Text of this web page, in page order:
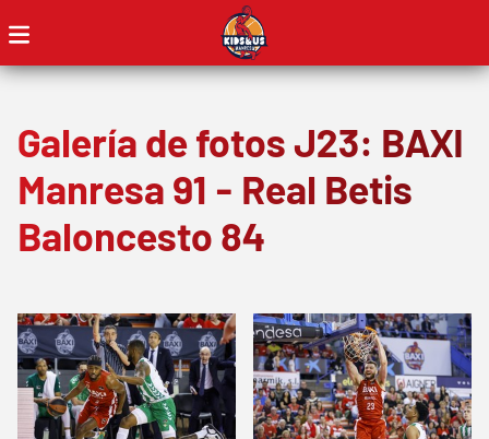
Galería de fotos J23: BAXI
Manresa 91 - Real Betis
Baloncesto 84